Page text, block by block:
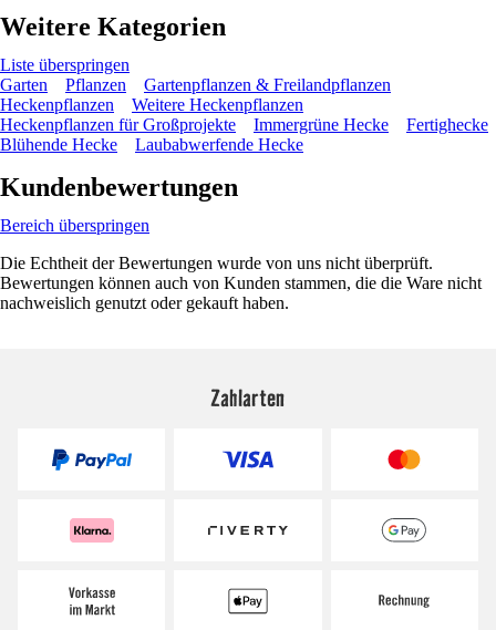
Weitere Kategorien
Liste überspringen
Garten
Pflanzen
Gartenpflanzen & Freilandpflanzen
Heckenpflanzen
Weitere Heckenpflanzen
Heckenpflanzen für Großprojekte
Immergrüne Hecke
Fertighecke
Blühende Hecke
Laubabwerfende Hecke
Kundenbewertungen
Bereich überspringen
Die Echtheit der Bewertungen wurde von uns nicht überprüft.
Bewertungen können auch von Kunden stammen, die die Ware nicht
nachweislich genutzt oder gekauft haben.
Zahlarten